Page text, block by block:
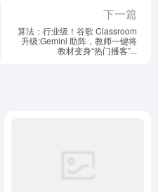
下一篇
算法：行业级！谷歌 Classroom
升级:Gemini 助阵，教师一键将
教材变身“热门播客”...